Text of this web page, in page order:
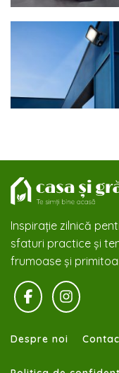
Inspirație zilnică
sfaturi practice și
frumoase și
Despre noi